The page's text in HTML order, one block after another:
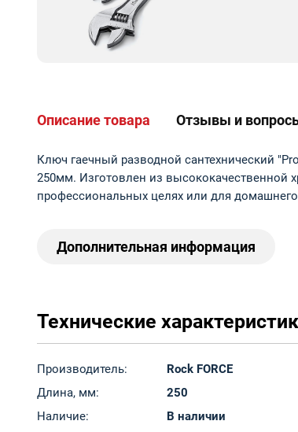
Описание товара Отзывы и
Ключ гаечный разводной сантехнический
250мм. Изготовлен из высококачественной
профессиональных целях или для
Дополнительная информация
Технические
Производитель:
Rock FORCE
Длина, мм:
250
Наличие:
В наличии